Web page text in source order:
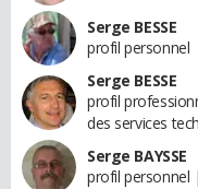
Serge BESSE
profil personnel
Serge BESSE
profil
des services
Serge BAYSSE
profil personnel